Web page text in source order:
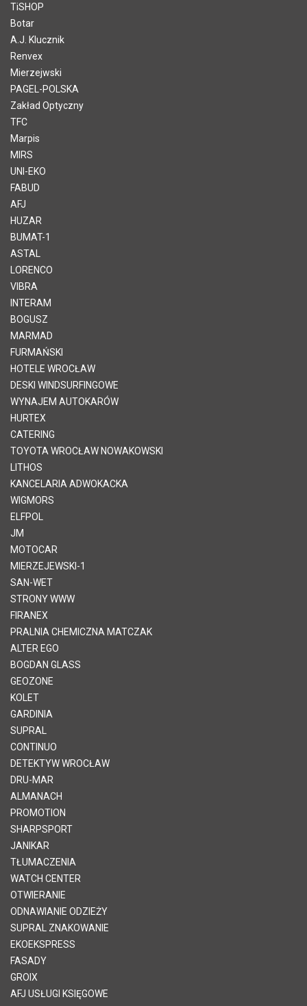
TiSHOP
Botar
A.J. Klucznik
Renvex
Mierzejwski
PAGEL-POLSKA
Zakład Optyczny
TFC
Marpis
MIRS
UNI-EKO
FABUD
AFJ
HUZAR
BUMAT-1
ASTAL
LORENCO
VIBRA
INTERAM
BOGUSZ
MARMAD
FURMAŃSKI
HOTELE WROCŁAW
DESKI WINDSURFINGOWE
WYNAJEM AUTOKARÓW
HURTEX
CATERING
TOYOTA WROCŁAW NOWAKOWSKI
LITHOS
KANCELARIA ADWOKACKA
WIGMORS
ELFPOL
JM
MOTOCAR
MIERZEJEWSKI-1
SAN-WET
STRONY WWW
FIRANEX
PRALNIA CHEMICZNA MATCZAK
ALTER EGO
BOGDAN GLASS
GEOZONE
KOLET
GARDINIA
SUPRAL
CONTINUO
DETEKTYW WROCŁAW
DRU-MAR
ALMANACH
PROMOTION
SHARPSPORT
JANIKAR
TŁUMACZENIA
WATCH CENTER
OTWIERANIE
ODNAWIANIE ODZIEŻY
SUPRAL ZNAKOWANIE
EKOEKSPRESS
FASADY
GROIX
AFJ USŁUGI KSIĘGOWE